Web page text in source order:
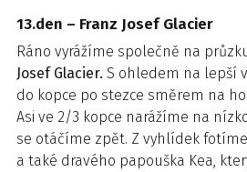
13.den – Franz Josef Glacier
Ráno vyrážíme společně na
Josef Glacier. S ohledem na lepší
do kopce po stezce směrem na
Asi ve 2/3 kopce narážíme na
se otáčíme zpět. Z vyhlídek
a také dravého papouška Kea,